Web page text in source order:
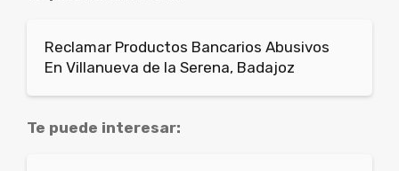
Reclamar Productos Bancarios Abusivos
En Villanueva de la Serena, Badajoz
Te puede interesar: